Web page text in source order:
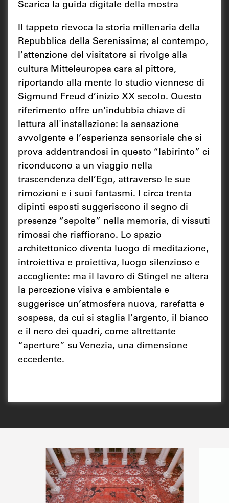
Scarica la guida digitale della mostra
Il tappeto rievoca la storia millenaria della
Repubblica della Serenissima; al contempo,
l’attenzione del visitatore si rivolge alla
cultura Mitteleuropea cara al pittore,
riportando alla mente lo studio viennese di
Sigmund Freud d’inizio XX secolo. Questo
riferimento offre un'indubbia chiave di
lettura all'installazione: la sensazione
avvolgente e l’esperienza sensoriale che si
prova addentrandosi in questo “labirinto” ci
riconducono a un viaggio nella
trascendenza dell’Ego, attraverso le sue
rimozioni e i suoi fantasmi. I circa trenta
dipinti esposti suggeriscono il segno di
presenze “sepolte” nella memoria, di vissuti
rimossi che riaffiorano. Lo spazio
architettonico diventa luogo di meditazione,
introiettiva e proiettiva, luogo silenzioso e
accogliente: ma il lavoro di Stingel ne altera
la percezione visiva e ambientale e
suggerisce un’atmosfera nuova, rarefatta e
sospesa, da cui si staglia l’argento, il bianco
e il nero dei quadri, come altrettante
“aperture” su Venezia, una dimensione
eccedente.